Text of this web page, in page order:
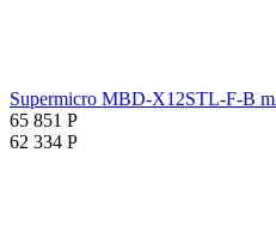
Supermicro MBD-X12STL-F-B
65 851 Р
62 334 Р